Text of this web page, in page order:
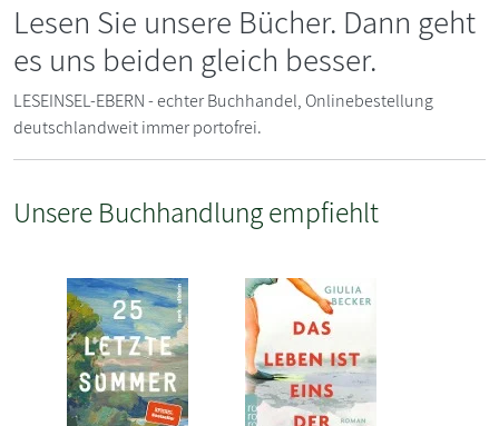
Lesen Sie unsere Bücher. Dann geht
es uns beiden gleich besser.
LESEINSEL-EBERN - echter Buchhandel, Onlinebestellung
deutschlandweit immer portofrei.
Unsere Buchhandlung empfiehlt